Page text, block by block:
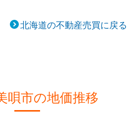
北海道の不動産売買に戻る
唄市の地価推移